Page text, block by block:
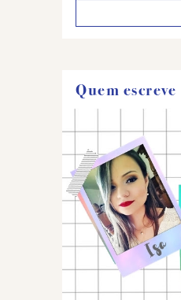
Quem escreve